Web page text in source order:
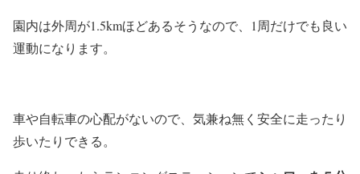
園内は外周が1.5kmほどあるそうなので、1周だけでも良い
運動になります。
車や自転車の心配がないので、気兼ね無く安全に走ったり
歩いたりできる。